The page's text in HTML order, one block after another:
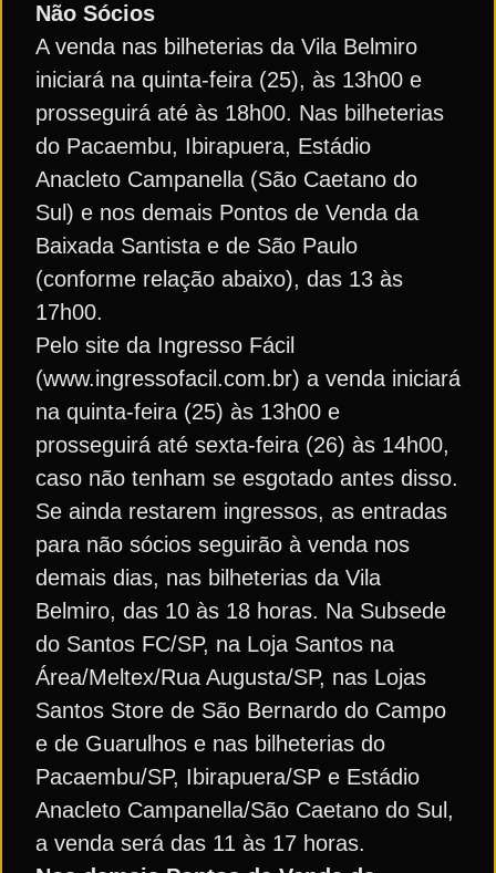
Não Sócios
A venda nas bilheterias da Vila Belmiro
iniciará na quinta-feira (25), às 13h00 e
prosseguirá até às 18h00. Nas bilheterias
do Pacaembu, Ibirapuera, Estádio
Anacleto Campanella (São Caetano do
Sul) e nos demais Pontos de Venda da
Baixada Santista e de São Paulo
(conforme relação abaixo), das 13 às
17h00.
Pelo site da Ingresso Fácil
(www.ingressofacil.com.br) a venda iniciará
na quinta-feira (25) às 13h00 e
prosseguirá até sexta-feira (26) às 14h00,
caso não tenham se esgotado antes disso.
Se ainda restarem ingressos, as entradas
para não sócios seguirão à venda nos
demais dias, nas bilheterias da Vila
Belmiro, das 10 às 18 horas. Na Subsede
do Santos FC/SP, na Loja Santos na
Área/Meltex/Rua Augusta/SP, nas Lojas
Santos Store de São Bernardo do Campo
e de Guarulhos e nas bilheterias do
Pacaembu/SP, Ibirapuera/SP e Estádio
Anacleto Campanella/São Caetano do Sul,
a venda será das 11 às 17 horas.